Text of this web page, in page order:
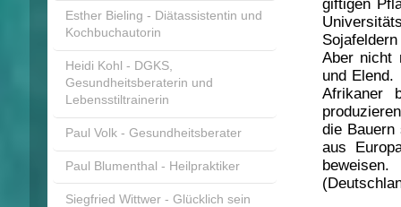
giftigen
Aber nicht
und
Afrikaner
die Bauern
aus
beweisen.
Esther Bieling - Diätassistentin und
Kochbuchautorin
Heidi Kohl - DGKS,
Gesundheitsberaterin und
Lebensstiltrainerin
Paul Volk - Gesundheitsberater
Paul Blumenthal - Heilpraktiker
Siegfried Wittwer - Glücklich sein